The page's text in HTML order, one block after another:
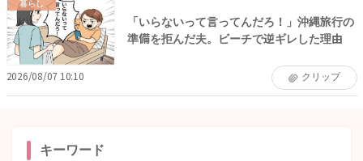
暮らし
「いらないって言ってんだろ！」沖縄旅行の
準備を拒んだ夫。ビーチで逆ギレした理由
2026/08/07 10:10 クリップ
キーワード